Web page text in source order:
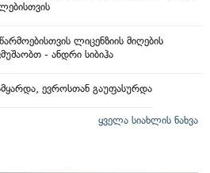
ლიცენზიის მიღების
- ანდრი სიბიჰა
ევროსთან გაუფასურდა
ყველა სიახლის ნახვა